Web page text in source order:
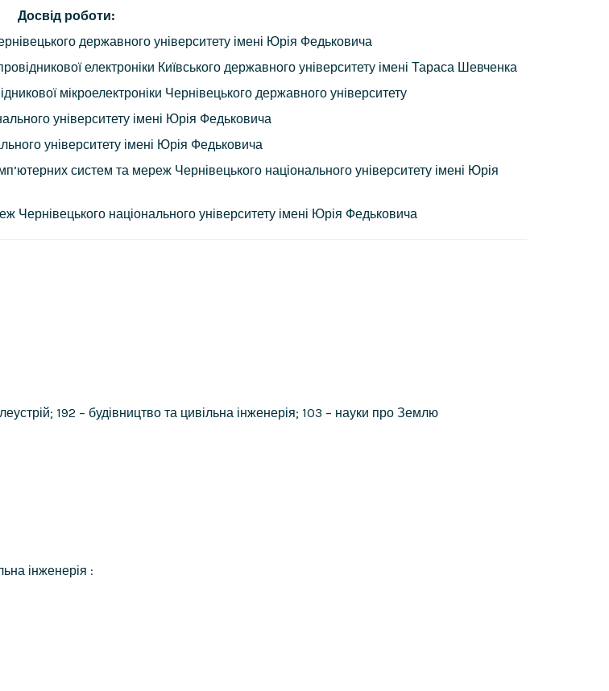
Досвід роботи:
державного університету імені Юрія Федьковича
електроніки Київського державного університету імені Тараса Шевченка
мікроелектроніки Чернівецького державного університету
університету імені Юрія Федьковича
університету імені Юрія Федьковича
систем та мереж Чернівецького національного університету імені Юрія
національного університету імені Юрія Федьковича
192 – будівництво та цивільна інженерія; 103 – науки про Землю
інженерія :